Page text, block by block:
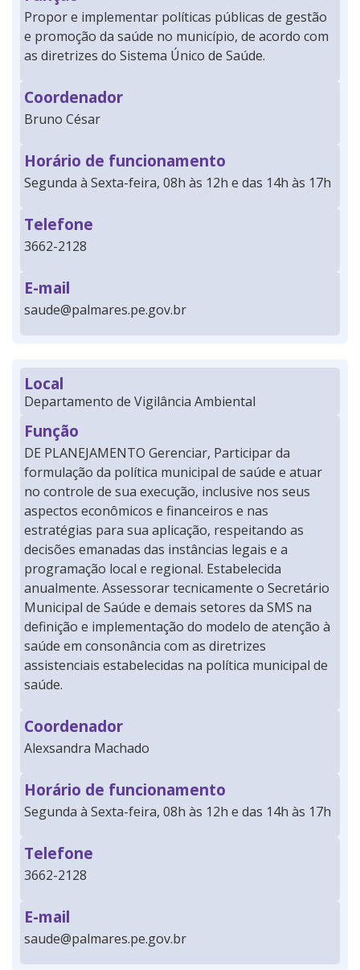
Propor e implementar políticas públicas de gestão
e promoção da saúde no município, de acordo com
as diretrizes do Sistema Único de Saúde.
Coordenador
Bruno César
Horário de funcionamento
Segunda à Sexta-feira, 08h às 12h e das 14h às 17h
Telefone
3662-2128
E-mail
saude@palmares.pe.gov.br
Local
Departamento de Vigilância Ambiental
Função
DE PLANEJAMENTO Gerenciar, Participar da
formulação da política municipal de saúde e atuar
no controle de sua execução, inclusive nos seus
aspectos econômicos e financeiros e nas
estratégias para sua aplicação, respeitando as
decisões emanadas das instâncias legais e a
programação local e regional. Estabelecida
anualmente. Assessorar tecnicamente o Secretário
Municipal de Saúde e demais setores da SMS na
definição e implementação do modelo de atenção à
saúde em consonância com as diretrizes
assistenciais estabelecidas na política municipal de
saúde.
Coordenador
Alexsandra Machado
Horário de funcionamento
Segunda à Sexta-feira, 08h às 12h e das 14h às 17h
Telefone
3662-2128
E-mail
saude@palmares.pe.gov.br